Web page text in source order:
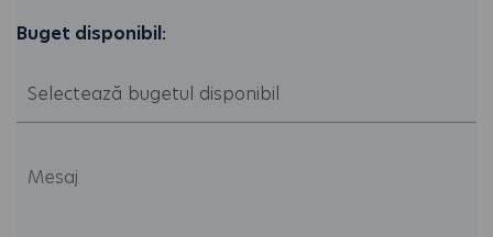
Buget disponibil: